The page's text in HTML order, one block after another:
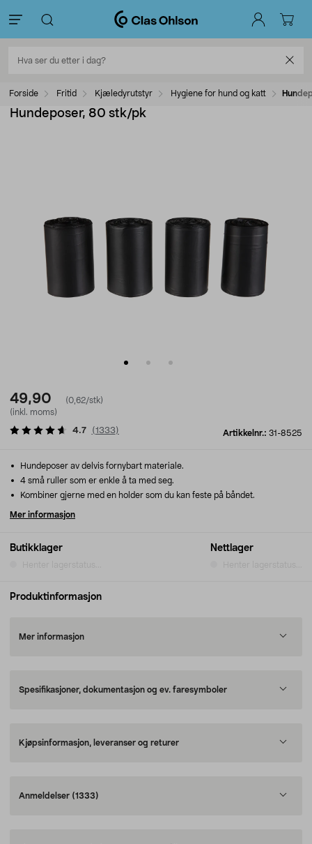
Forside Fritid Kjæledyrutstyr Hygiene for hund og katt
Hundeposer, 80 stk/pk
49,90
(0,62/stk)
(inkl. moms)
Artikkelnr.: 31-8525
4.7 (1333)
Butikklager Nettlager
Hundeposer av delvis fornybart materiale.
4 små ruller som er enkle å ta med seg.
Kombiner gjerne med en holder som du kan feste på båndet.
Mer informasjon
Produktinformasjon
Mer informasjon
Spesifikasjoner, dokumentasjon og ev. faresymboler
Kjøpsinformasjon, leveranser og returer
Anmeldelser (1333)